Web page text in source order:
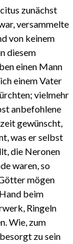
zunächst
versammelte
von keinem
diesem
einen Mann
einem Vater
vielmehr
anbefohlene
gewünscht,
was er selbst
die Neronen
waren, so
mögen
beim
Ringeln
Wie, zum
zu sein